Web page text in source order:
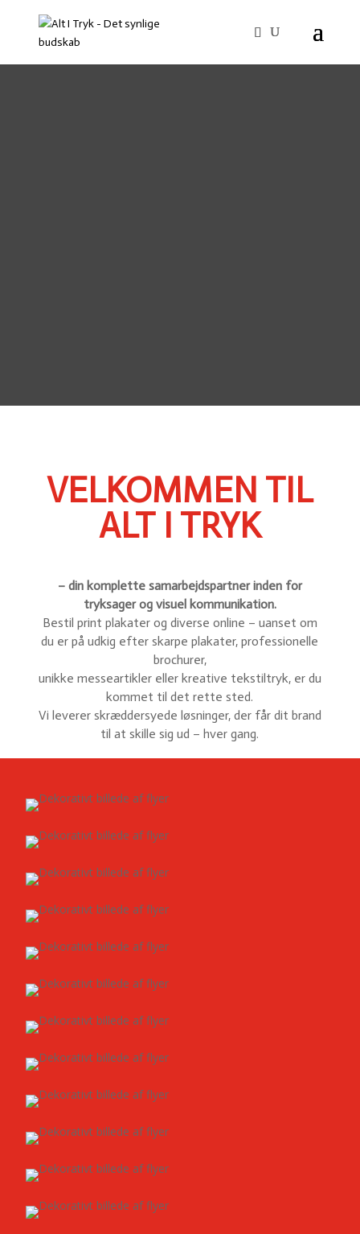
VELKOMMEN TIL
ALT I TRYK
– din komplette samarbejdspartner inden for
tryksager og visuel kommunikation.
Bestil print plakater og diverse online – uanset om
du er på udkig efter skarpe plakater, professionelle
brochurer,
unikke messeartikler eller kreative tekstiltryk, er du
kommet til det rette sted.
Vi leverer skræddersyede løsninger, der får dit brand
til at skille sig ud – hver gang.